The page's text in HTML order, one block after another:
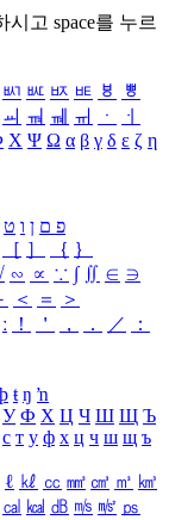
시고 space를 누르
ㅴ ㅵ ㅶ ㅷ ㅸ
ㅹ
ㆉ ㆊ ㆋ ㆌ ㆍ
ㆎ
Χ Ψ Ω α β γ δ ε ζ η
פ ם ן ו ט
［ ］ ｛ ｝
∽ ∝ ∵ ∫ ∬ ∈ ∋
＜ ＝
＞
ː ！ ＇ ， ． ／
：
þ ŧ ŋ ŉ
У Ф Х Ц Ч Ш Щ Ъ
с т у ф х ц ч ш щ ъ
ℓ ㎘ ㏄ ㎣ ㎤ ㎥ ㎦
㎈ ㎉ ㏈ ㎧ ㎨ ㎰